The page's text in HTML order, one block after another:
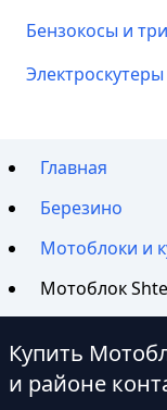
Бензокосы и
Главная
Березино
Мотоблоки и
Мотоблок
Купить
и районе